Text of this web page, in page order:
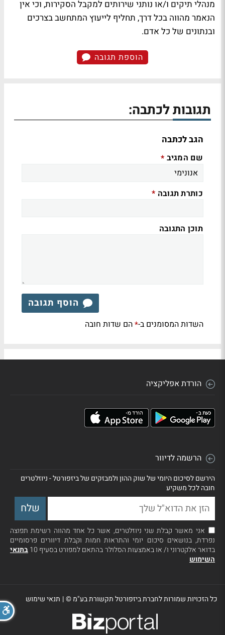
מנהלי תיקים ו/או נותני שירותים למקבל הסקירות, וכי אין
הנאמר מהווה בכל דרך, תחליף לייעוץ המתחשב בצרכים
ובנתונים של כל אדם.
הוספת תגובה
תגובות לכתבה:
הגב לכתבה
שם המגיב *
כותרת תגובה *
תוכן התגובה
הוסף תגובה
השדות המסומנים ב-*הם שדות חובה
הורדת אפליקציה
הרשמה לדיוור
הירשם לסיכום היומי של שוק ההון ולמבזקים של ביזפורטל - ניוזלטרים
חובה לכל משקיע
אני מאשר קבלת שני ניוזלטרים, אשר כל אחד מהווה רשימת תפוצה
נפרדת, בנושאים סיכום יומי והתראות חמות וקבלת דיוורים פרסומיים
בדואר אלקטרוני ו/ או באמצעות הסלולר בהתאם למפורט בסעיף 10
בתנאי
השימוש
כל הזכויות שמורות לחברת ביזפורטל תקשורת בע"מ ©| תנאי שימוש